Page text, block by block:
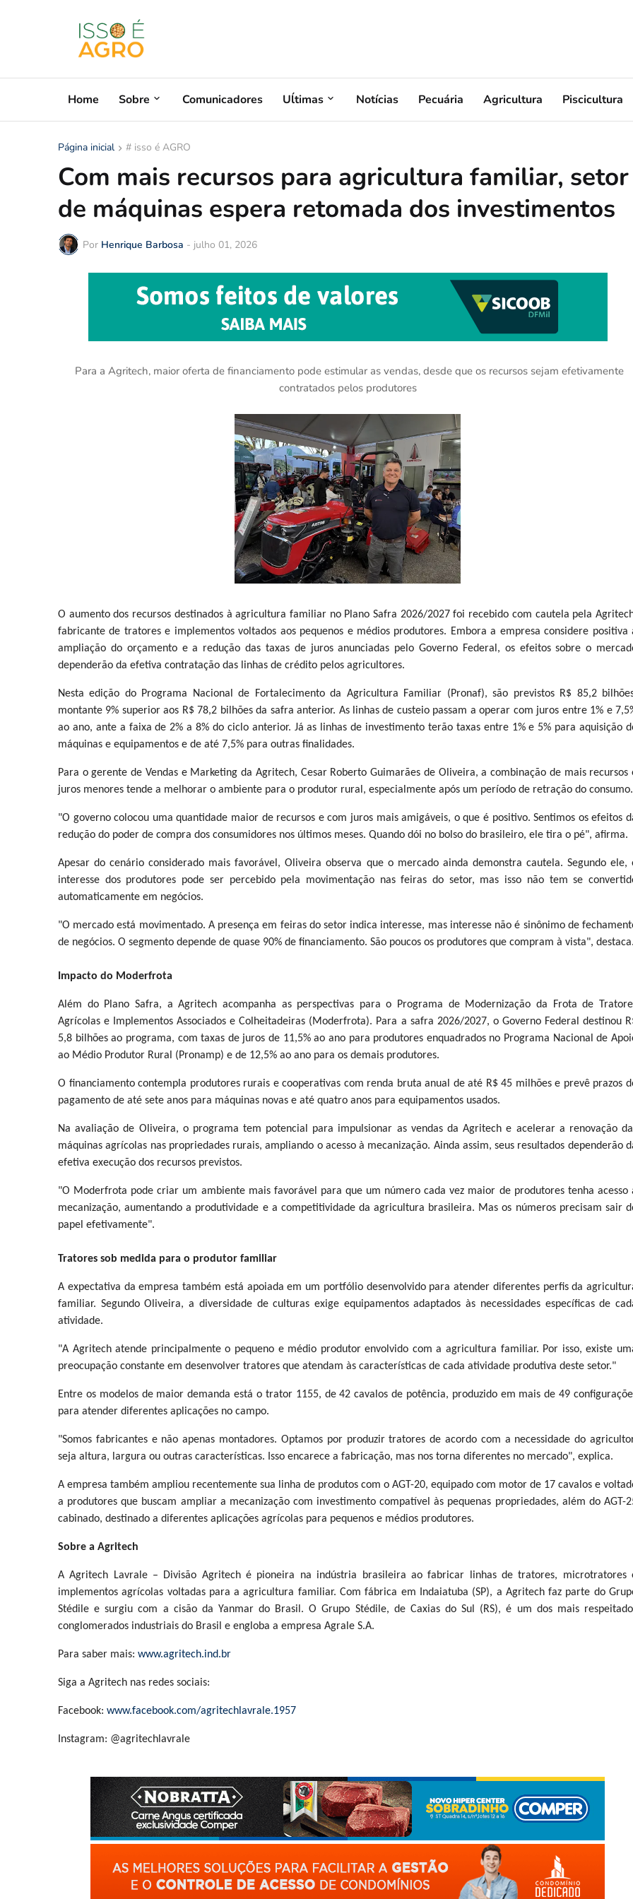
Home Sobre Comunicadores Uĺtimas Notícias Pecuária Agricultura Piscicultura
Página inicial # isso é AGRO
Com mais recursos para agricultura familiar, setor
de máquinas espera retomada dos investimentos
Por Henrique Barbosa - julho 01, 2026
Para a Agritech, maior oferta de financiamento pode estimular as vendas, desde que os recursos sejam efetivamente
contratados pelos produtores
O aumento dos recursos destinados à agricultura familiar no Plano Safra 2026/2027 foi recebido com cautela pela
fabricante de tratores e implementos voltados aos pequenos e médios produtores. Embora a empresa considere positiva
ampliação do orçamento e a redução das taxas de juros anunciadas pelo Governo Federal, os efeitos sobre o
dependerão da efetiva contratação das linhas de crédito pelos agricultores.
Nesta edição do Programa Nacional de Fortalecimento da Agricultura Familiar (Pronaf), são previstos R$ 85,2
montante 9% superior aos R$ 78,2 bilhões da safra anterior. As linhas de custeio passam a operar com juros entre 1% e
ao ano, ante a faixa de 2% a 8% do ciclo anterior. Já as linhas de investimento terão taxas entre 1% e 5% para aquisição
máquinas e equipamentos e de até 7,5% para outras finalidades.
Para o gerente de Vendas e Marketing da Agritech, Cesar Roberto Guimarães de Oliveira, a combinação de mais recursos
juros menores tende a melhorar o ambiente para o produtor rural, especialmente após um período de retração do consumo.
"O governo colocou uma quantidade maior de recursos e com juros mais amigáveis, o que é positivo. Sentimos os efeitos
redução do poder de compra dos consumidores nos últimos meses. Quando dói no bolso do brasileiro, ele tira o pé", afirma.
Apesar do cenário considerado mais favorável, Oliveira observa que o mercado ainda demonstra cautela. Segundo ele,
interesse dos produtores pode ser percebido pela movimentação nas feiras do setor, mas isso não tem se
automaticamente em negócios.
"O mercado está movimentado. A presença em feiras do setor indica interesse, mas interesse não é sinônimo de
de negócios. O segmento depende de quase 90% de financiamento. São poucos os produtores que compram à vista",
Impacto do Moderfrota
Além do Plano Safra, a Agritech acompanha as perspectivas para o Programa de Modernização da Frota de
Agrícolas e Implementos Associados e Colheitadeiras (Moderfrota). Para a safra 2026/2027, o Governo Federal destinou
5,8 bilhões ao programa, com taxas de juros de 11,5% ao ano para produtores enquadrados no Programa Nacional de
ao Médio Produtor Rural (Pronamp) e de 12,5% ao ano para os demais produtores.
O financiamento contempla produtores rurais e cooperativas com renda bruta anual de até R$ 45 milhões e prevê prazos
pagamento de até sete anos para máquinas novas e até quatro anos para equipamentos usados.
Na avaliação de Oliveira, o programa tem potencial para impulsionar as vendas da Agritech e acelerar a renovação
máquinas agrícolas nas propriedades rurais, ampliando o acesso à mecanização. Ainda assim, seus resultados dependerão
efetiva execução dos recursos previstos.
"O Moderfrota pode criar um ambiente mais favorável para que um número cada vez maior de produtores tenha acesso
mecanização, aumentando a produtividade e a competitividade da agricultura brasileira. Mas os números precisam sair
papel efetivamente".
Tratores sob medida para o produtor familiar
A expectativa da empresa também está apoiada em um portfólio desenvolvido para atender diferentes perfis da
familiar. Segundo Oliveira, a diversidade de culturas exige equipamentos adaptados às necessidades específicas de
atividade.
"A Agritech atende principalmente o pequeno e médio produtor envolvido com a agricultura familiar. Por isso, existe
preocupação constante em desenvolver tratores que atendam às características de cada atividade produtiva deste setor."
Entre os modelos de maior demanda está o trator 1155, de 42 cavalos de potência, produzido em mais de 49
para atender diferentes aplicações no campo.
"Somos fabricantes e não apenas montadores. Optamos por produzir tratores de acordo com a necessidade do
seja altura, largura ou outras características. Isso encarece a fabricação, mas nos torna diferentes no mercado", explica.
A empresa também ampliou recentemente sua linha de produtos com o AGT-20, equipado com motor de 17 cavalos e
a produtores que buscam ampliar a mecanização com investimento compatível às pequenas propriedades, além do AGT-
cabinado, destinado a diferentes aplicações agrícolas para pequenos e médios produtores.
Sobre a Agritech
A Agritech Lavrale – Divisão Agritech é pioneira na indústria brasileira ao fabricar linhas de tratores, microtratores
implementos agrícolas voltadas para a agricultura familiar. Com fábrica em Indaiatuba (SP), a Agritech faz parte do
Stédile e surgiu com a cisão da Yanmar do Brasil. O Grupo Stédile, de Caxias do Sul (RS), é um dos mais
conglomerados industriais do Brasil e engloba a empresa Agrale S.A.
Para saber mais: www.agritech.ind.br
Siga a Agritech nas redes sociais:
Facebook: www.facebook.com/agritechlavrale.1957
Instagram: @agritechlavrale